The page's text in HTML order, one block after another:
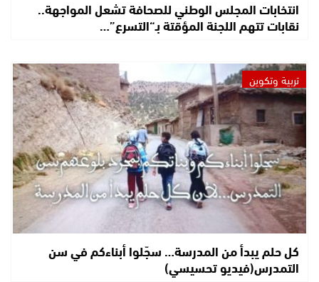
انتخابات المجلس الوطني للصحافة تشعل المواجهة..
نقابات تتهم اللجنة المؤقتة بـ“التسرع”…
تربية وتكوين
كل حلم يبدأ من المدرسة… سجّلوا أبناءكم في سن
التمدرس(فيديو تحسيسي)